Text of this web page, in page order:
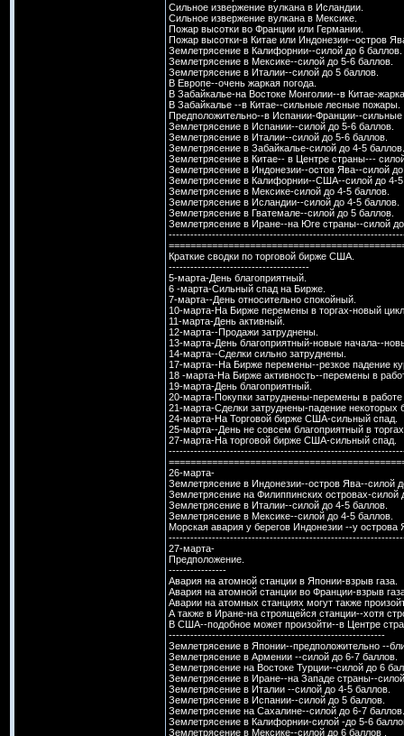
Сильное извержение вулкана в Исландии.
Сильное извержение вулкана в Мексике.
Пожар высотки во Франции или Германии.
Пожар высотки-в Китае или Индонезии--остров
Землетрясение в Калифорнии--силой до 6 баллов.
Землетрясение в Мексике--силой до 5-6 баллов.
Землетрясение в Италии--силой до 5 баллов.
В Европе--очень жаркая погода.
В Забайкалье-на Востоке Монголии--в Китае-
В Забайкалье --в Китае--сильные лесные пожары.
Предположительно--в Испании-Франции--
Землетрясение в Испании--силой до 5-6 баллов.
Землетрясение в Италии--силой до 5-6 баллов.
Землетрясение в Забайкалье-силой до 4-5 баллов.
Землетрясение в Китае-- в Центре страны---
Землетрясение в Индонезии--остов Ява--силой
Землетрясение в Калифорнии--США--силой до 4-5
Землетрясение в Мексике-силой до 4-5 баллов.
Землетрясение в Исландии--силой до 4-5 баллов.
Землетрясение в Гватемале--силой до 5 баллов.
Землетрясение в Иране--на Юге страны--силой
Краткие сводки по торговой бирже США.
---------------------------------------
5-марта-День благоприятный.
6 -марта-Сильный спад на Бирже.
7-марта--День относительно спокойный.
10-марта-На Бирже перемены в торгах-новый
11-марта-День активный.
12-марта--Продажи затруднены.
13-марта-День благоприятный-новые начала--
14-марта--Сделки сильно затруднены.
17-марта--На Бирже перемены--резкое падение
18 -марта-На Бирже активность--перемены в
19-марта-День благоприятный.
20-марта-Покупки затруднены-перемены в
21-марта-Сделки затруднены-падение некоторых
24-марта-На Торговой бирже США-сильный спад.
25-марта--День не совсем благоприятный в
27-марта-На торговой бирже США-сильный спад.
26-марта-
Землетрясение в Индонезии--остров Ява--силой
Землетрясение на Филиппинских островах-силой
Землетрясение в Италии--силой до 4-5 баллов.
Землетрясение в Мексике--силой до 4-5 баллов.
Морская авария у берегов Индонезии --у острова
27-марта-
Предположение.
----------------
Авария на атомной станции в Японии-взрыв газа.
Авария на атомной станции во Франции-взрыв
Аварии на атомных станциях могут также
А также в Иране-на строящейся станции--хотя
В США--подобное может произойти--в Центре
------------------------------------------------------------
Землетрясение в Японии--предположительно --
Землетрясение в Армении --силой до 6-7 баллов.
Землетрясение на Востоке Турции--силой до 6
Землетрясение в Иране--на Западе страны--
Землетрясение в Италии --силой до 4-5 баллов.
Землетрясение в Испании--силой до 5 баллов.
Землетрясение на Сахалине--силой до 6-7 баллов.
Землетрясение в Калифорнии-силой -до 5-6
Землетрясение в Мексике--силой до 6 баллов .